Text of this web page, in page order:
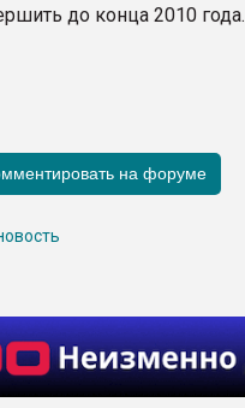
до конца 2010 года.